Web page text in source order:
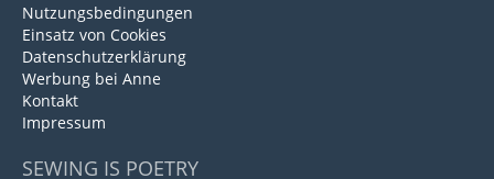
Nutzungsbedingungen
Einsatz von Cookies
Datenschutzerklärung
Werbung bei Anne
Kontakt
Impressum
SEWING IS POETRY